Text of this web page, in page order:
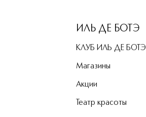
ИЛЬ ДЕ БОТЭ
КЛУБ ИЛЬ ДЕ БОТЭ
Магазины
Акции
Театр красоты